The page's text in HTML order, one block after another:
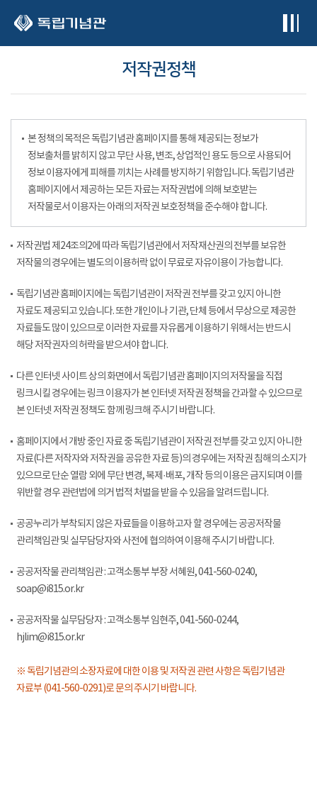
저작권정책
본 정책의 목적은 독립기념관 홈페이지를 통해 제공되는 정보가
정보출처를 밝히지 않고 무단 사용, 변조, 상업적인 용도 등으로 사용되어
정보 이용자에게 피해를 끼치는 사례를 방지하기 위함입니다. 독립기념관
홈페이지에서 제공하는 모든 자료는 저작권법에 의해 보호받는
저작물로서 이용자는 아래의 저작권 보호정책을 준수해야 합니다.
저작권법 제24조의2에 따라 독립기념관에서 저작재산권의 전부를 보유한
저작물의 경우에는 별도의 이용허락 없이 무료로 자유이용이 가능합니다.
독립기념관 홈페이지에는 독립기념관이 저작권 전부를 갖고 있지 아니한
자료도 제공되고 있습니다. 또한 개인이나 기관, 단체 등에서 무상으로 제공한
자료들도 많이 있으므로 이러한 자료를 자유롭게 이용하기 위해서는 반드시
해당 저작권자의 허락을 받으셔야 합니다.
다른 인터넷 사이트 상의 화면에서 독립기념관 홈페이지의 저작물을 직접
링크시킬 경우에는 링크 이용자가 본 인터넷 저작권 정책을 간과할 수 있으므로
본 인터넷 저작권 정책도 함께 링크해 주시기 바랍니다.
홈페이지에서 개방 중인 자료 중 독립기념관이 저작권 전부를 갖고 있지 아니한
자료(다른 저작자와 저작권을 공유한 자료 등)의 경우에는 저작권 침해의 소지가
있으므로 단순 열람 외에 무단 변경, 복제·배포, 개작 등의 이용은 금지되며 이를
위반할 경우 관련법에 의거 법적 처벌을 받을 수 있음을 알려드립니다.
공공누리가 부착되지 않은 자료들을 이용하고자 할 경우에는 공공저작물
관리책임관 및 실무담당자와 사전에 협의하여 이용해 주시기 바랍니다.
공공저작물 관리책임관 : 고객소통부 부장 서혜원, 041-560-0240,
soap@i815.or.kr
공공저작물 실무담당자 : 고객소통부 임현주, 041-560-0244,
hjlim@i815.or.kr
※ 독립기념관의 소장자료에 대한 이용 및 저작권 관련 사항은 독립기념관
자료부 (041-560-0291)로 문의 주시기 바랍니다.